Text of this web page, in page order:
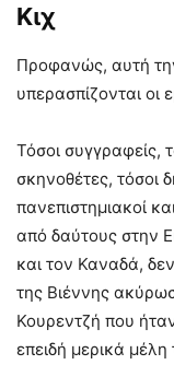
Κιχ
Προφανώς, αυτή
υπερασπίζονται οι
Τόσοι συγγραφείς,
σκηνοθέτες, τόσοι
πανεπιστημιακοί
από δαύτους στην
και τον Καναδά,
της Βιέννης
Κουρεντζή που
επειδή μερικά